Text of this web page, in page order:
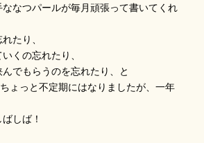
なつパールが毎月頑張って書いてくれ
たり、
くの忘れたり、
でもらうのを忘れたり、と
ょっと不定期にはなりましたが、一年
しば！